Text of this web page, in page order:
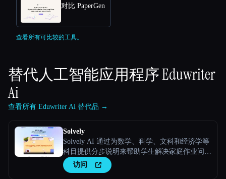
对比 PaperGen
查看所有可比较的工具。
替代人工智能应用程序Eduwriter
Ai
查看所有 Eduwriter Ai 替代品 →
Solvely
Solvely AI 通过为数学、科学、文科和经济学等
科目提供分步说明来帮助学生解决家庭作业问
题，使学习变得更容易、更高效。
访问